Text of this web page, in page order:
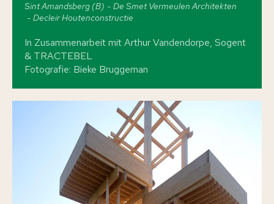
Sint Amandsberg (B)
De Smet Vermeulen Architekten
Decleir Houtenconstructie
In Zusammenarbeit mit Arthur Vandendorpe, Sogent
& TRACTEBEL
Fotografie: Bieke Bruggeman